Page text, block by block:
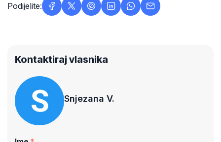
Podijelite:
Kontaktiraj vlasnika
Snjezana V.